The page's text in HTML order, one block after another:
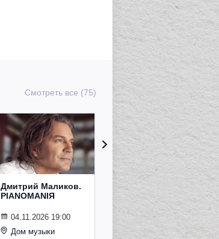
Смотреть все (75)
Дмитрий Маликов.
PIANOMANIЯ
04.11.2026 19:00
Дом музыки
Рождественский
концерт
Владимира
Спивакова
24.12.2026 19:00